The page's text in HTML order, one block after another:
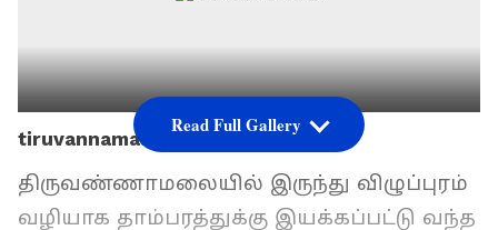
tiruvannamalai
திருவண்ணாமலையில் இருந்து விழுப்புரம்
வழியாக தாம்பரத்துக்கு இயக்கப்பட்டு வந்த
Read Full Gallery